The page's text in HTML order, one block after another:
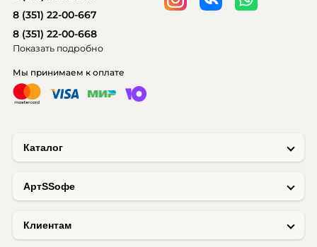
Каталог
AртSSофе
Клиентам
Мы принимаем к оплате
8 (351) 22-00-667
8 (351) 22-00-668
Показать подробно